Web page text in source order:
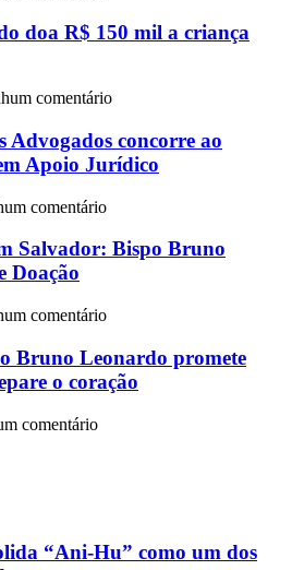
doa R$ 150 mil a criança
comentário
concorre ao
Apoio Jurídico
comentário
Salvador: Bispo Bruno
Doação
comentário
Bruno Leonardo promete
o coração
comentário
“Ani-Hu” como um dos